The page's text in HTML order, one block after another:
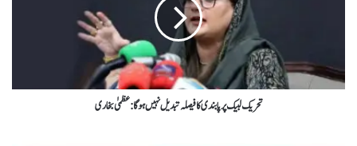
تحریک لبیک پر پابندی کا فیصلہ تبدیل نہیں ہوگا : عظمیٰ بخاری